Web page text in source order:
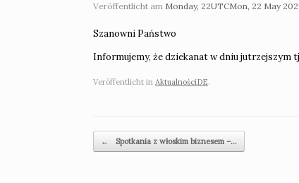
Veröffentlicht am Monday, 22UTCMon, 22 May
Szanowni Państwo
Informujemy, że dziekanat w dniu jutrzejszym
Veröffentlicht in AktualnościDE.
Beitragsnavigation
← Spotkania z włoskim biznesem –…